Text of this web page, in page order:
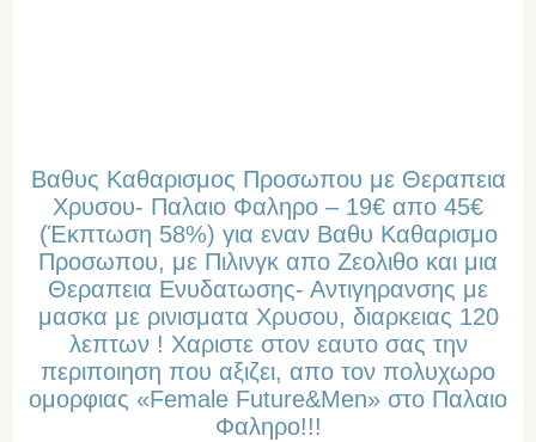
Βαθυς Καθαρισμος Προσωπου με Θεραπεια
Χρυσου- Παλαιο Φαληρο – 19€ απο 45€
(Έκπτωση 58%) για εναν Βαθυ Καθαρισμο
Προσωπου, με Πιλινγκ απο Ζεολιθο και μια
Θεραπεια Ενυδατωσης- Αντιγηρανσης με
μασκα με ρινισματα Χρυσου, διαρκειας 120
λεπτων ! Χαριστε στον εαυτο σας την
περιποιηση που αξιζει, απο τον πολυχωρο
ομορφιας «Female Future&Men» στο Παλαιο
Φαληρο!!!